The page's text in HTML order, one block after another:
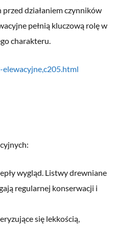
działaniem czynników
pełnią kluczową rolę w
charakteru.
wygląd. Listwy drewniane
regularnej konserwacji i
się lekkością,